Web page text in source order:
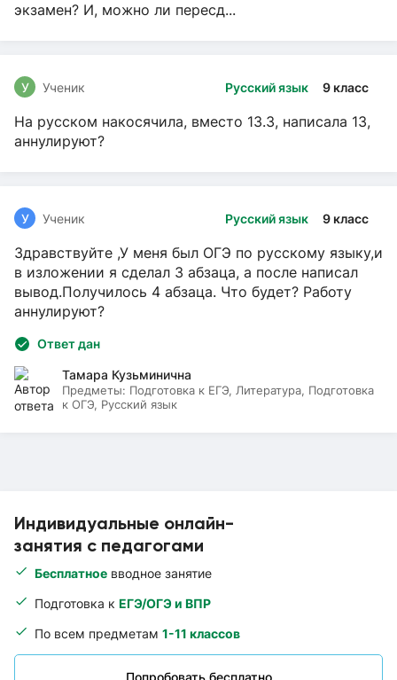
Индивидуальные онлайн-
занятия с педагогами
Бесплатное вводное занятие
Подготовка к ЕГЭ/ОГЭ и ВПР
По всем предметам 1-11 классов
Попробовать бесплатно
экзамен? И, можно ли пересд...
Русский язык 9 класс
У Ученик
На русском накосячила, вместо 13.3, написала 13,
аннулируют?
Русский язык 9 класс
У Ученик
Здравствуйте ,У меня был ОГЭ по русскому языку,и
в изложении я сделал 3 абзаца, а после написал
вывод.Получилось 4 абзаца. Что будет? Работу
аннулируют?
Ответ дан
Тамара Кузьминична
Предметы: Подготовка к ЕГЭ, Литература, Подготовка
к ОГЭ, Русский язык